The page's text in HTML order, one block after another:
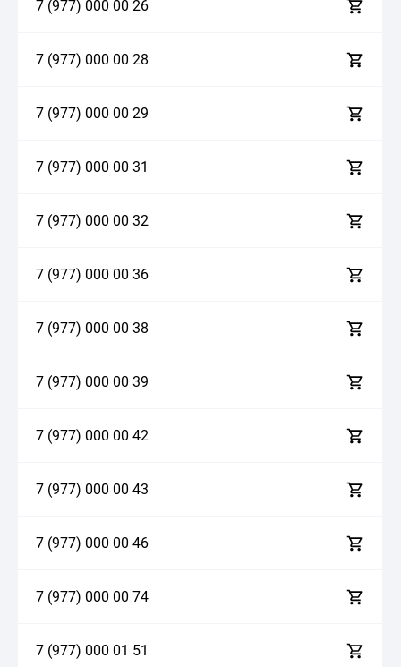
7 (977) 000 00 26
7 (977) 000 00 28
7 (977) 000 00 29
7 (977) 000 00 31
7 (977) 000 00 32
7 (977) 000 00 36
7 (977) 000 00 38
7 (977) 000 00 39
7 (977) 000 00 42
7 (977) 000 00 43
7 (977) 000 00 46
7 (977) 000 00 74
7 (977) 000 01 51